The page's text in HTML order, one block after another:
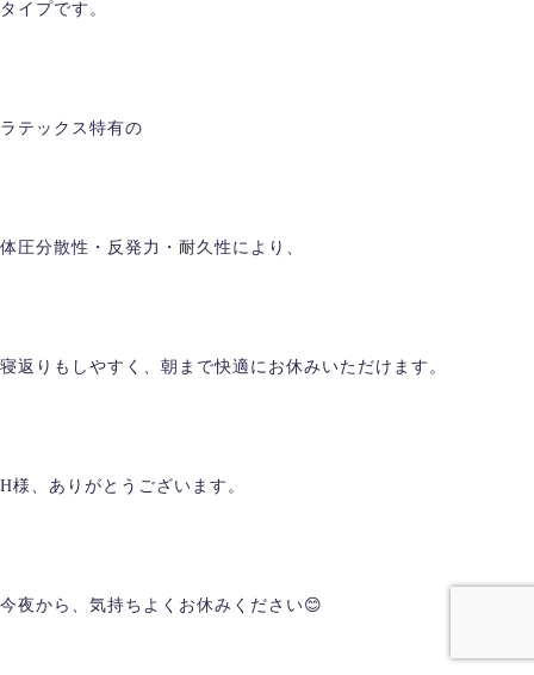
タイプです。
ラテックス特有の
体圧分散性・反発力・耐久性により、
寝返りもしやすく、朝まで快適にお休みいただけます。
H様、ありがとうございます。
今夜から、気持ちよくお休みください😊